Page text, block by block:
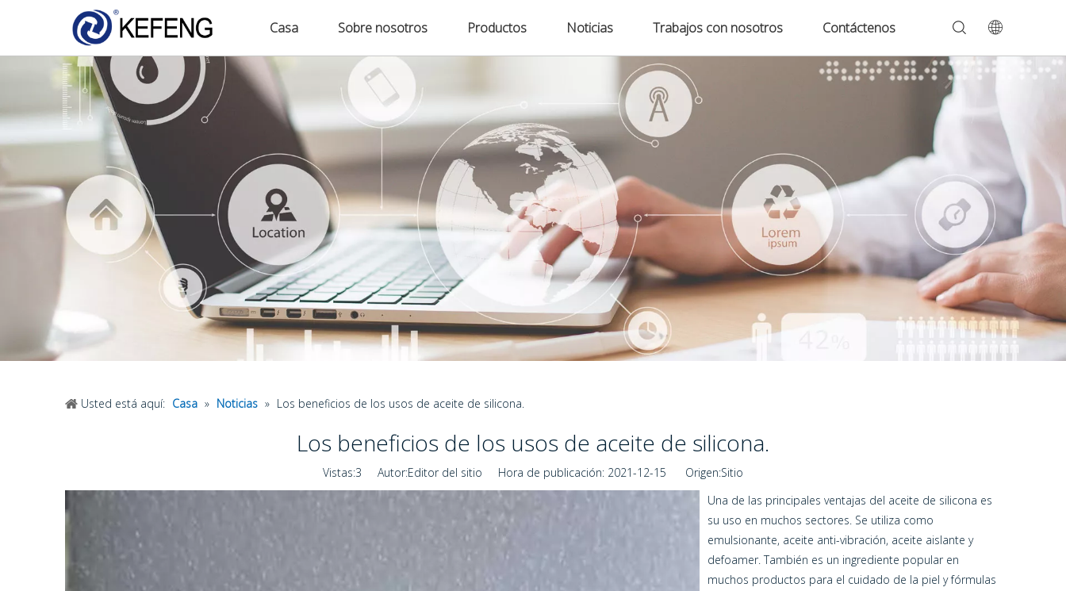
Casa Sobre nosotros Productos Noticias Trabajos con nosotros Contáctenos
Usted está aquí: Casa » Noticias » Los beneficios de los usos de aceite de silicona.
Los beneficios de los usos de aceite de silicona.
Vistas:3 Autor:Editor del sitio Hora de publicación: 2021-12-15 Origen:Sitio
Una de las principales ventajas del aceite de silicona es
su uso en muchos sectores. Se utiliza como
emulsionante, aceite anti-vibración, aceite aislante y
defoamer. También es un ingrediente popular en
muchos productos para el cuidado de la piel y fórmulas